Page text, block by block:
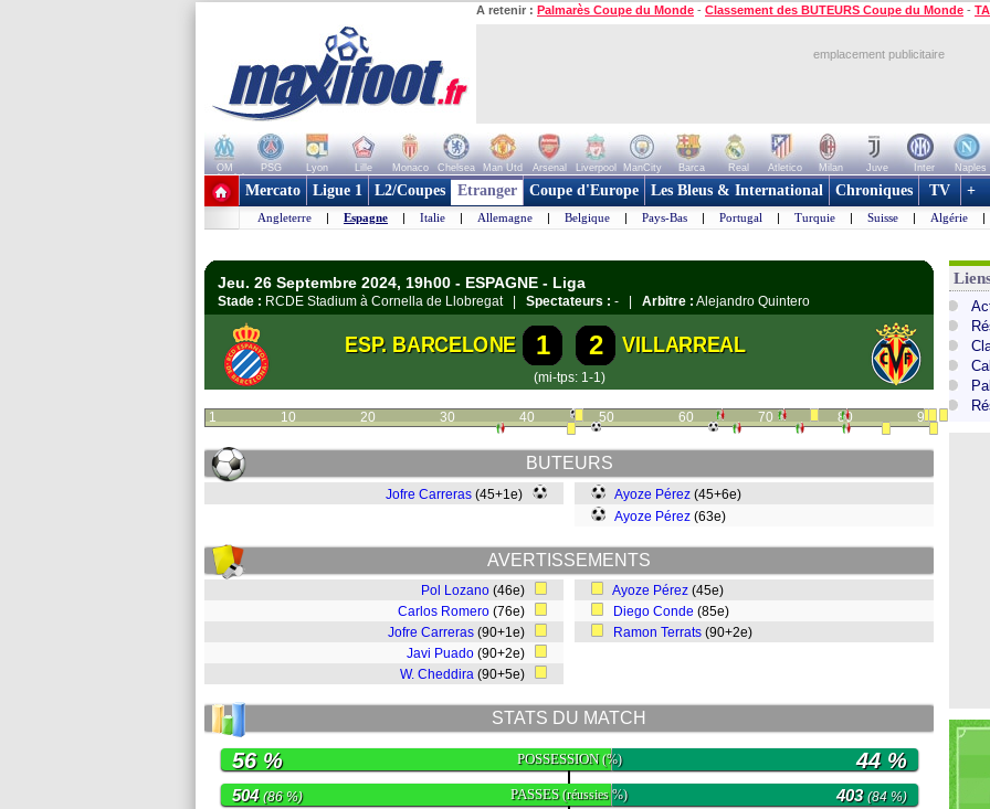
A retenir : Palmarès Coupe du Monde - Classement des BUTEURS Coupe du Monde -
emplacement publicitaire
OM PSG Lyon Lille Monaco Chelsea Man Utd Arsenal Liverpool ManCity Barca Real Atletico Milan Juve Inter Naples
+ de clubs
Mercato Ligue 1 L2/Coupes Etranger Coupe d'Europe Les Bleus & International Chroniques TV +
Angleterre | Espagne | Italie | Allemagne | Belgique | Pays-Bas | Portugal | Turquie | Suisse | Algérie |
Jeu. 26 Septembre 2024, 19h00 - ESPAGNE - Liga
Stade : RCDE Stadium à Cornella de Llobregat | Spectateurs : - | Arbitre : Alejandro Quintero
ESP. BARCELONE 1 2 VILLARREAL
(mi-tps: 1-1)
1 10 20 30 40 50 60 70 80 90
BUTEURS
Jofre Carreras (45+1e) Ayoze Pérez (45+6e)
Ayoze Pérez (63e)
AVERTISSEMENTS
Pol Lozano (46e)
Carlos Romero (76e)
Jofre Carreras (90+1e)
Javi Puado (90+2e)
W. Cheddira (90+5e)
Ayoze Pérez (45e)
Diego Conde (85e)
Ramon Terrats (90+2e)
STATS DU MATCH
POSSESSION(%)
56 % 44 %
PASSES(réussies %)
504 (86 %) 403(84 %)